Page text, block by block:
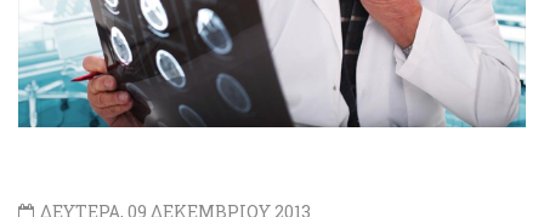
ΔΕΥΤΕΡΑ, 09 ΔΕΚΕΜΒΡΙΟΥ 2013